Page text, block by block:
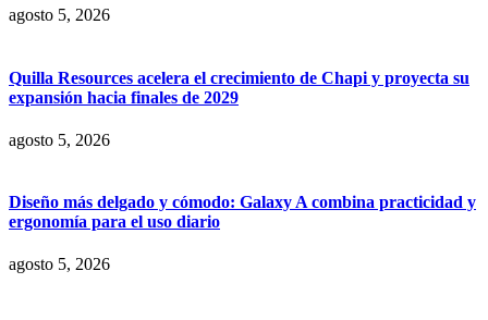
agosto 5, 2026
Quilla Resources acelera el crecimiento de Chapi y proyecta su
expansión hacia finales de 2029
agosto 5, 2026
Diseño más delgado y cómodo: Galaxy A combina practicidad y
ergonomía para el uso diario
agosto 5, 2026